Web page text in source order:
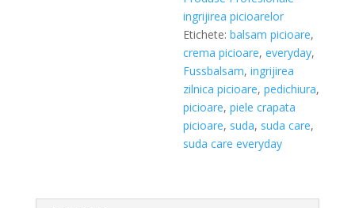
ingrijirea picioarelor
Etichete:balsam picioare,
crema picioare,everyday,
Fussbalsam,ingrijirea
zilnica picioare,pedichiura,
picioare,piele crapata
picioare, suda, suda care,
suda care everyday